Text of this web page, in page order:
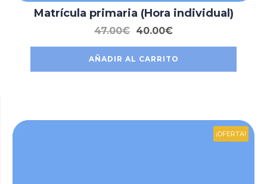
Matrícula primaria (Hora individual)
47.00€ 40.00€
AÑADIR AL CARRITO
¡OFERTA!